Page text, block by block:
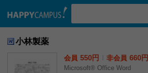
小林製薬
会員 550円 非会員 660円
Microsoft® Office Word